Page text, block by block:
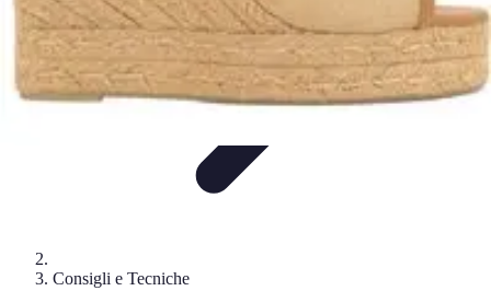
Consigli e Tecniche